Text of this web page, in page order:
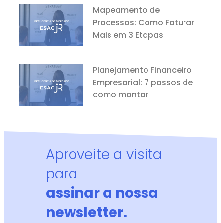
Mapeamento de
Processos: Como Faturar
Mais em 3 Etapas
Planejamento Financeiro
Empresarial: 7 passos de
como montar
Aproveite a visita
para
assinar a nossa
newsletter.